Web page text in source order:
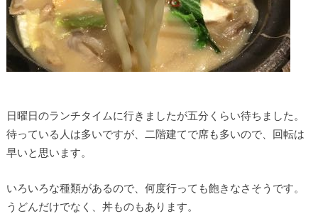
日曜日のランチタイムに行きましたが五分くらい待ちました。
待っている人は多いですが、二階建てで席も多いので、回転は
早いと思います。
いろいろな種類があるので、何度行っても飽きなさそうです。
うどんだけでなく、丼ものもあります。